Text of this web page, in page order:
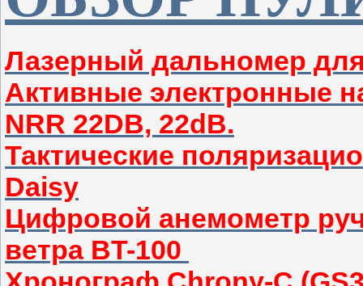
Лазерный дальномер
Активные электронные
NRR 22DB, 22dB.
Тактические
Daisy
Цифровой анемометр
ветра BT-100